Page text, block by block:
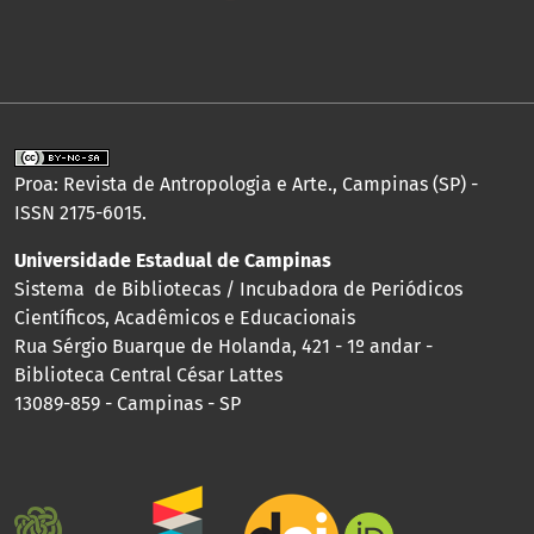
Proa: Revista de Antropologia e Arte., Campinas (SP) -
ISSN 2175-6015.
Universidade Estadual de Campinas
Sistema de Bibliotecas / Incubadora de Periódicos
Científicos, Acadêmicos e Educacionais
Rua Sérgio Buarque de Holanda, 421 - 1º andar -
Biblioteca Central César Lattes
13089-859 - Campinas - SP